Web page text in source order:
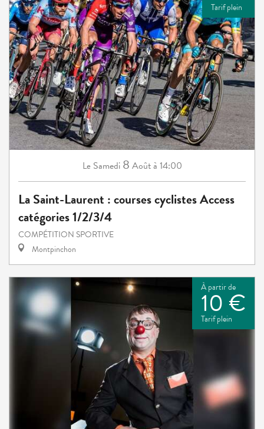
Tarif plein
Le Samedi 8 Aoûtà 14:00
La Saint-Laurent : courses cyclistes Access
catégories 1/2/3/4
COMPÉTITION SPORTIVE
Montpinchon
À partir de
10 €
Tarif plein